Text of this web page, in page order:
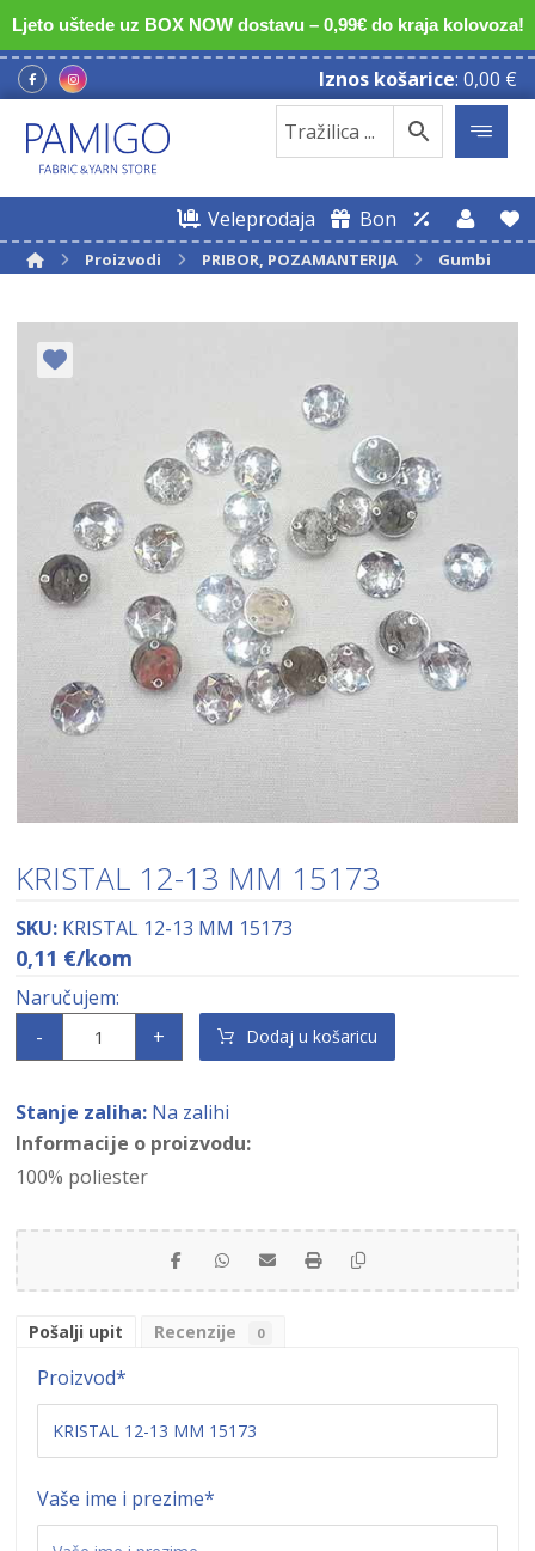
Ljeto uštede uz BOX NOW dostavu – 0,99€ do kraja kolovoza!
Iznos košarice: 0,00 €
Veleprodaja Bon
Proizvodi PRIBOR, POZAMANTERIJA Gumbi
KRISTAL 12-13 MM 15173
SKU: KRISTAL 12-13 MM 15173
0,11 €/kom
- + Dodaj u košaricu
Stanje zaliha: Na zalihi
Informacije o proizvodu:
100% poliester
Pošalji upit Recenzije 0
Proizvod*
Vaše ime i prezime*